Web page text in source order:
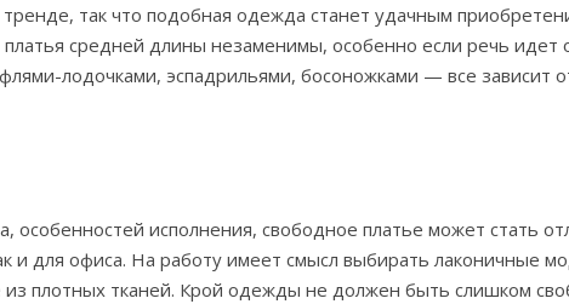
так что подобная одежда станет удачным
средней длины незаменимы, особенно если речь идет
лодочками, эспадрильями, босоножками — все зависит
особенностей исполнения, свободное платье может стать
и для офиса. На работу имеет смысл выбирать лаконичные
плотных тканей. Крой одежды не должен быть слишком